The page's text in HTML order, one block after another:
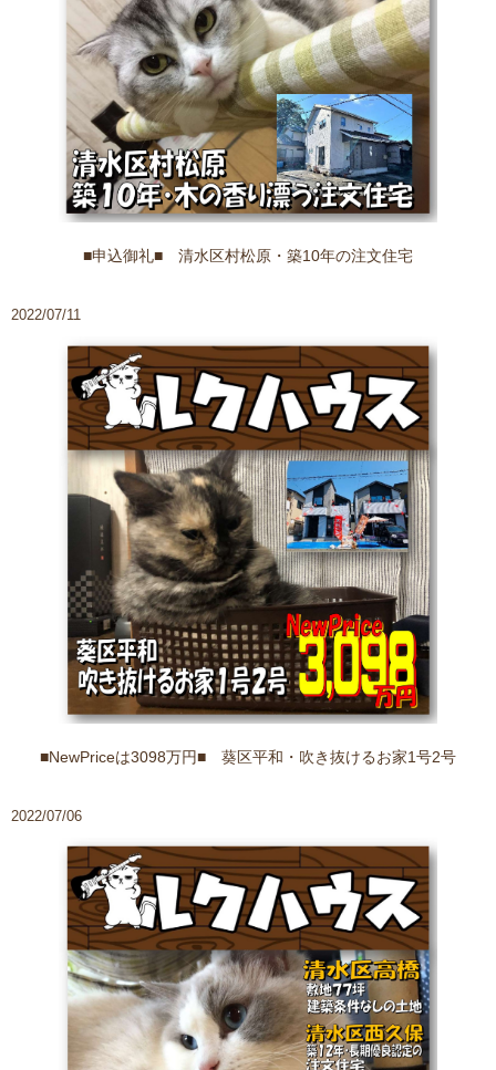
■申込御礼■ 清水区村松原・築10年の注文住宅
2022/07/11
■NewPriceは3098万円■ 葵区平和・吹き抜けるお家1号2号
2022/07/06